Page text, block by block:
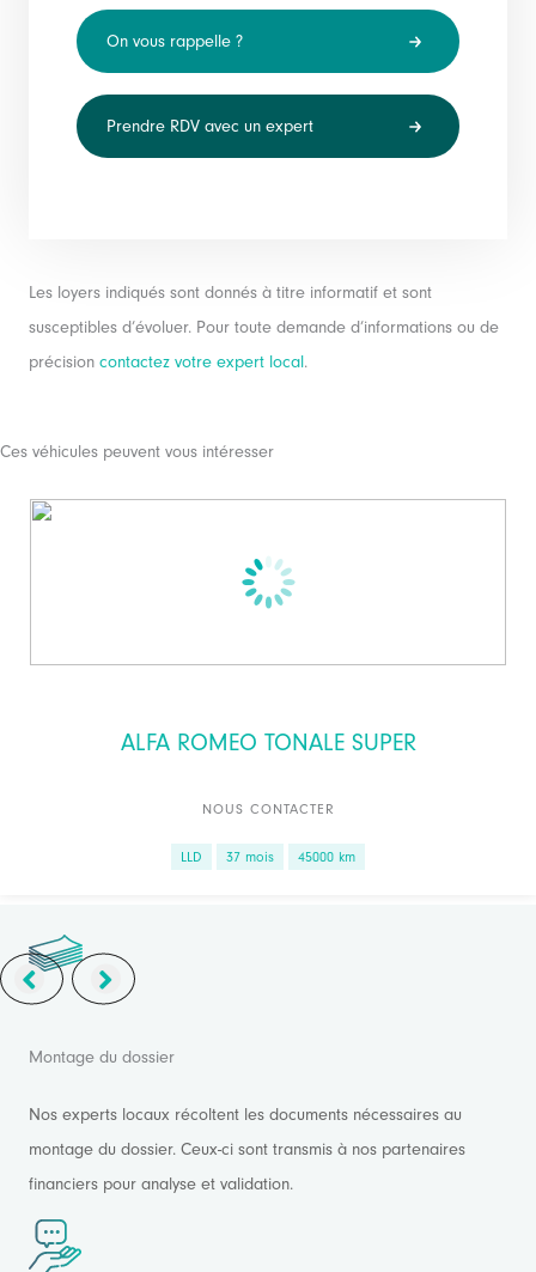
On vous rappelle ?
Prendre RDV avec un expert
Les loyers indiqués sont donnés à titre informatif et sont
susceptibles d’évoluer. Pour toute demande d’informations ou de
précision contactez votre expert local.
Ces véhicules peuvent vous intéresser
ALFA ROMEO TONALE SUPER
NOUS CONTACTER
LLD 37 mois 45000 km
Montage du dossier
Nos experts locaux récoltent les documents nécessaires au
montage du dossier. Ceux-ci sont transmis à nos partenaires
financiers pour analyse et validation.